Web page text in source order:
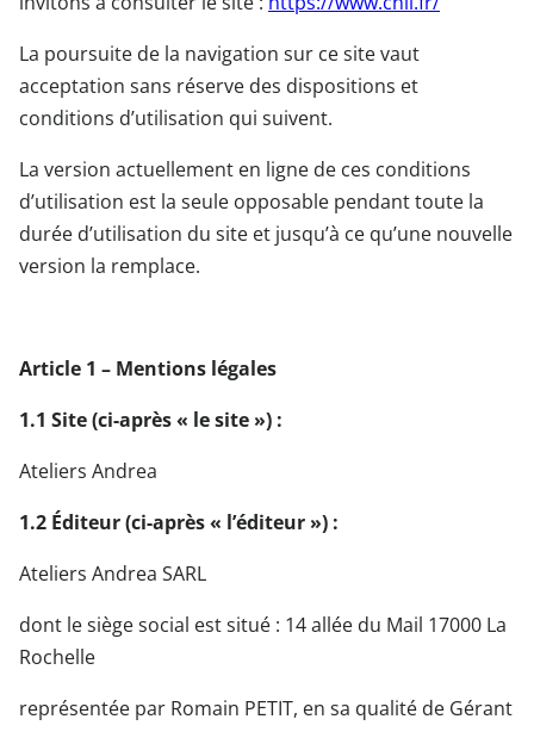
La poursuite de la navigation sur ce site vaut
acceptation sans réserve des dispositions et
conditions d’utilisation qui suivent.
La version actuellement en ligne de ces conditions
d’utilisation est la seule opposable pendant toute la
durée d’utilisation du site et jusqu’à ce qu’une nouvelle
version la remplace.
Article 1 – Mentions légales
1.1 Site (ci-après « le site ») :
Ateliers Andrea
1.2 Éditeur (ci-après « l’éditeur ») :
Ateliers Andrea SARL
dont le siège social est situé : 14 allée du Mail 17000 La
Rochelle
représentée par Romain PETIT, en sa qualité de Gérant